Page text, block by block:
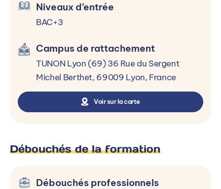
Niveaux d’entrée
BAC+3
Campus de rattachement
TUNON Lyon (69) 36 Rue du Sergent
Michel Berthet, 69009 Lyon, France
Voir sur la carte
Débouchés de la formation
Débouchés professionnels